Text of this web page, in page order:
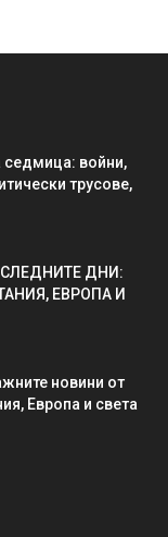
седмица: войни,
трусове,
ДНИ:
ЕВРОПА И
новини от
Европа и света